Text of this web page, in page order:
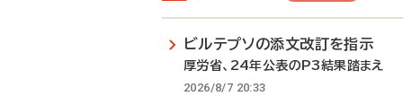
ビルテプソの添文改訂を指示
厚労省、24年公表のP3結果踏まえ
2026/8/7 20:33